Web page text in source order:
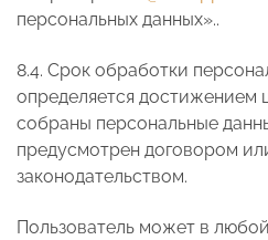
персональных данных»..
8.4. Срок обработки
определяется достижением
собраны персональные
предусмотрен договором
законодательством.
Пользователь может в